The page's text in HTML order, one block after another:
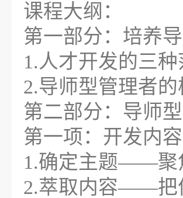
课程大纲：
第一部分：培养
1.人才开发的三种
2.导师型管理者
第二部分：导师
第一项：开发内
1.确定主题——聚
2.萃取内容——把